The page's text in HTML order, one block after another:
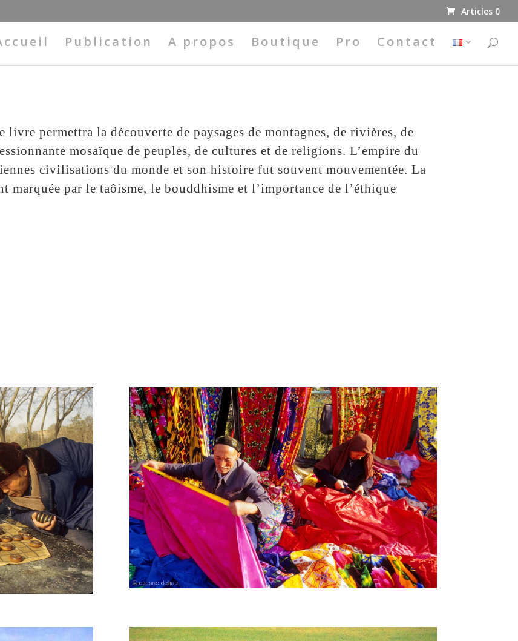
Articles 0
Publication A propos Boutique Pro Contact
livre permettra la découverte de paysages de montagnes, de rivières, de
mosaïque de peuples, de cultures et de religions. L’empire du
civilisations du monde et son histoire fut souvent mouvementée. La
marquée par le taôisme, le bouddhisme et l’importance de l’éthique